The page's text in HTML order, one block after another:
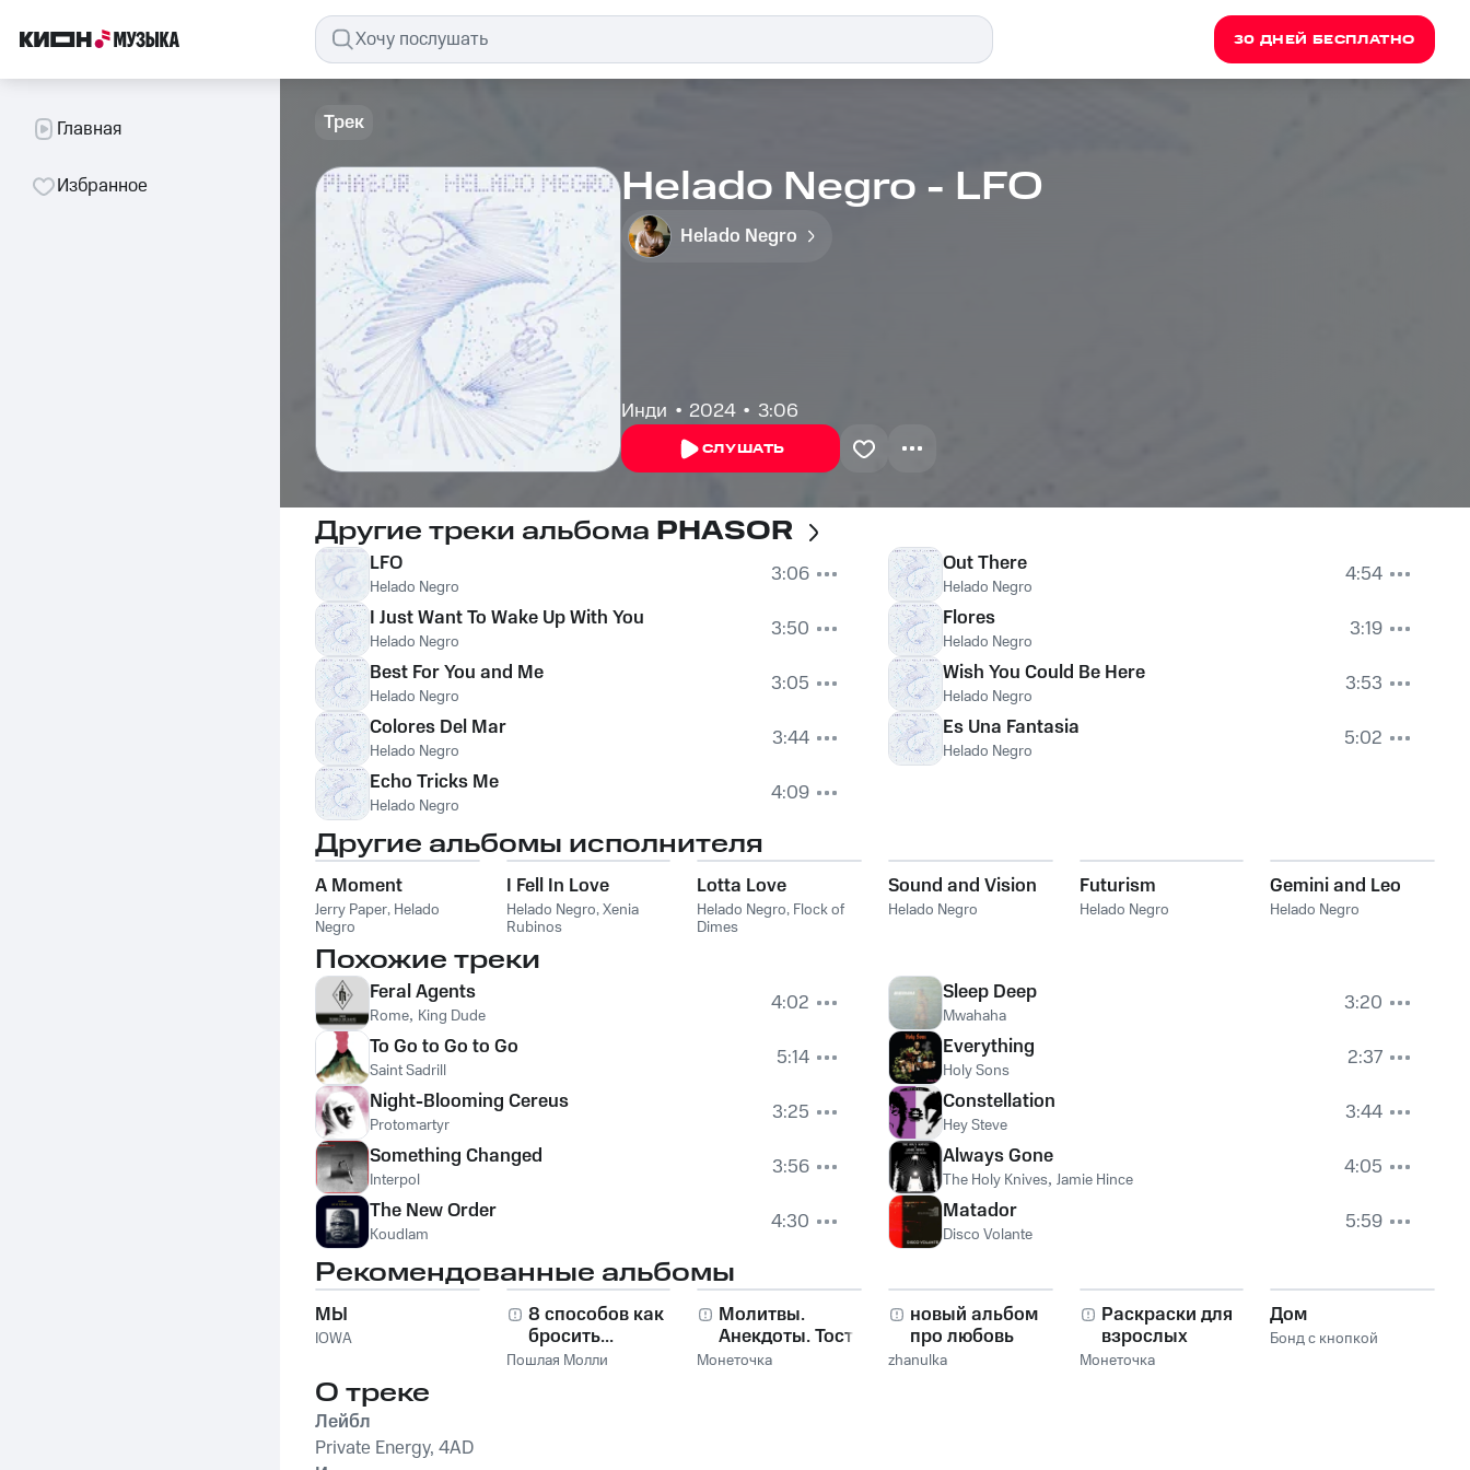
30 ДНЕЙ БЕСПЛАТНО
Главная
Избранное
Трек
Helado Negro - LFO
Helado Negro
Инди 2024 3:06
СЛУШАТЬ
Другие треки альбома PHASOR
LFO
Helado Negro
3:06
I Just Want To Wake Up With You
Helado Negro
3:50
Best For You and Me
Helado Negro
3:05
Colores Del Mar
Helado Negro
3:44
Echo Tricks Me
Helado Negro 4:09
Out There
Helado Negro
4:54
Flores
Helado Negro
3:19
Wish You Could Be Here
Helado Negro
3:53
Es Una Fantasia
Helado Negro 5:02
Другие альбомы исполнителя
A Moment
Jerry Paper, Helado
Negro
I Fell In Love
Helado Negro,Xenia
Rubinos
Lotta Love
Helado Negro, Flock of
Dimes
Sound and Vision
Helado Negro
Futurism
Helado Negro
Gemini and Leo
Helado Negro
Похожие треки
Feral Agents
Rome, King Dude
4:02
To Go to Go to Go
Saint Sadrill
5:14
Night-Blooming Cereus
Protomartyr
3:25
Something Changed
Interpol
3:56
The New Order
Koudlam 4:30
Sleep Deep
Mwahaha
3:20
Everything
Holy Sons
2:37
Constellation
Hey Steve
3:44
Always Gone
The Holy Knives, Jamie Hince
4:05
Matador
Disco Volante 5:59
Рекомендованные альбомы
МЫ
IOWA
8 способов как
бросить...
Пошлая Молли
Молитвы.
Анекдоты. Тосты.
Монеточка
новый альбом
про любовь
zhanulka
Раскраски для
взрослых
Монеточка
Дом
Бонд с кнопкой
О треке
Лейбл
Private Energy, 4AD